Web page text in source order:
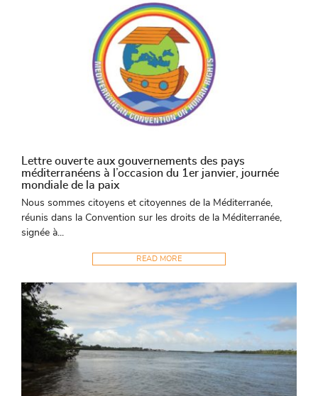
Lettre ouverte aux gouvernements des pays
méditerranéens à l’occasion du 1er janvier, journée
mondiale de la paix
Nous sommes citoyens et citoyennes de la Méditerranée,
réunis dans la Convention sur les droits de la Méditerranée,
signée à...
READ MORE